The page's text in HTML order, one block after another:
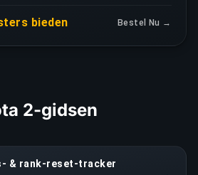
bieden Bestel Nu →
2-gidsen
& rank-reset-tracker